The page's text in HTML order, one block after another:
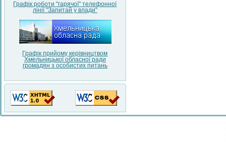
Графік роботи "гарячої" телефонної
лінії "Запитай у влади"
Графік прийому керівництвом
Хмельницької обласної ради
громадян з особистих питань